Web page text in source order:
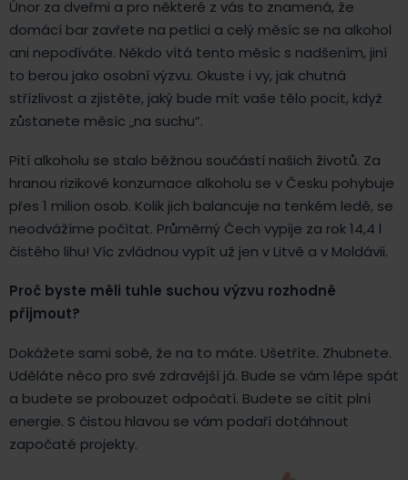
Únor za dveřmi a pro některé z vás to znamená, že
domácí bar zavřete na petlici a celý měsíc se na alkohol
ani nepodíváte. Někdo vítá tento měsíc s nadšením, jiní
to berou jako osobní výzvu. Okuste i vy, jak chutná
střízlivost a zjistěte, jaký bude mít vaše tělo pocit, když
zůstanete měsíc „na suchu“.
Pití alkoholu se stalo běžnou součástí našich životů. Za
hranou rizikové konzumace alkoholu se v Česku pohybuje
přes 1 milion osob. Kolik jich balancuje na tenkém ledě, se
neodvážíme počítat. Průměrný Čech vypije za rok 14,4 l
čistého lihu! Víc zvládnou vypít už jen v Litvě a v Moldávii.
Proč byste měli tuhle suchou výzvu rozhodně
přijmout?
Dokážete sami sobě, že na to máte. Ušetříte. Zhubnete.
Uděláte něco pro své zdravější já. Bude se vám lépe spát
a budete se probouzet odpočatí. Budete se cítit plní
energie. S čistou hlavou se vám podaří dotáhnout
započaté projekty.